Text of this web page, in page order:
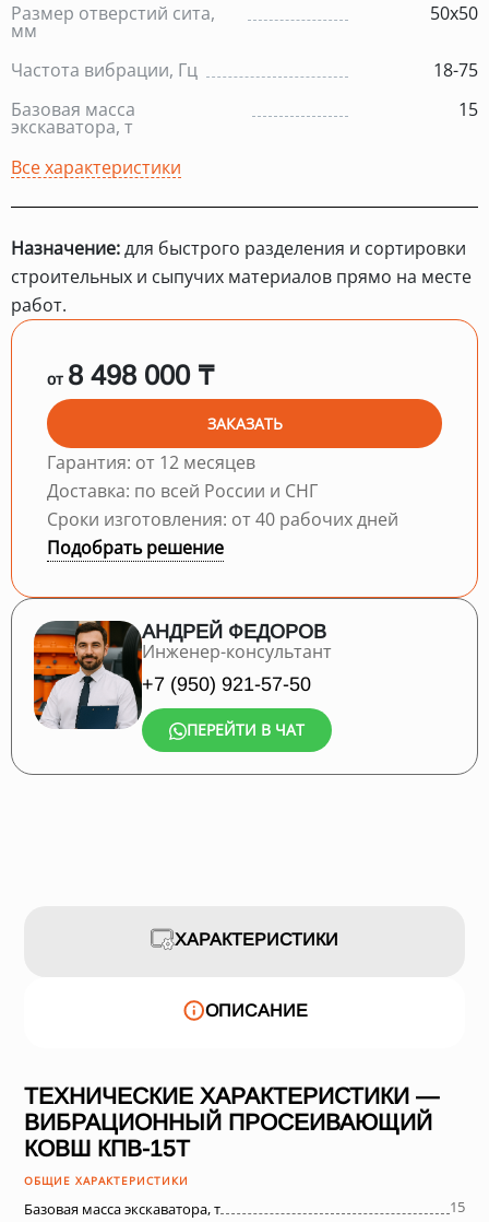
Размер отверстий сита,
мм
50х50
Частота вибрации, Гц
18-75
Базовая масса
экскаватора, т
15
Все характеристики
Назначение:для быстрого разделения и сортировки
строительных и сыпучих материалов прямо на месте
работ.
от 8 498 000 ₸
ЗАКАЗАТЬ
Гарантия: от 12 месяцев
Доставка: по всей России и СНГ
Сроки изготовления: от 40 рабочих дней
Подобрать решение
АНДРЕЙ ФЕДОРОВ
Инженер-консультант
+7 (950) 921-57-50
ПЕРЕЙТИ В ЧАТ
ХАРАКТЕРИСТИКИ
ОПИСАНИЕ
ТЕХНИЧЕСКИЕ ХАРАКТЕРИСТИКИ —
ВИБРАЦИОННЫЙ ПРОСЕИВАЮЩИЙ
КОВШ КПВ-15Т
ОБЩИЕ ХАРАКТЕРИСТИКИ
Базовая масса экскаватора, т
15